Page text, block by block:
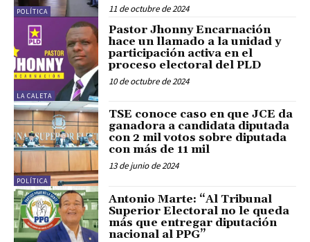
POLÍTICA 11 de octubre de 2024
LA CALETA
Pastor Jhonny Encarnación
hace un llamado a la unidad y
participación activa en el
proceso electoral del PLD
10 de octubre de 2024
POLÍTICA
TSE conoce caso en que JCE da
ganadora a candidata diputada
con 2 mil votos sobre diputada
con más de 11 mil
13 de junio de 2024
Antonio Marte: “Al Tribunal
Superior Electoral no le queda
más que entregar diputación
nacional al PPG”